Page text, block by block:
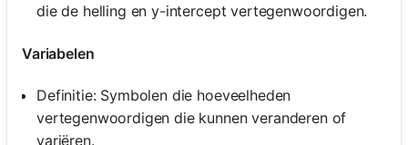
die de helling en y-intercept vertegenwoordigen.
Variabelen
Definitie: Symbolen die hoeveelheden
vertegenwoordigen die kunnen veranderen of
variëren.